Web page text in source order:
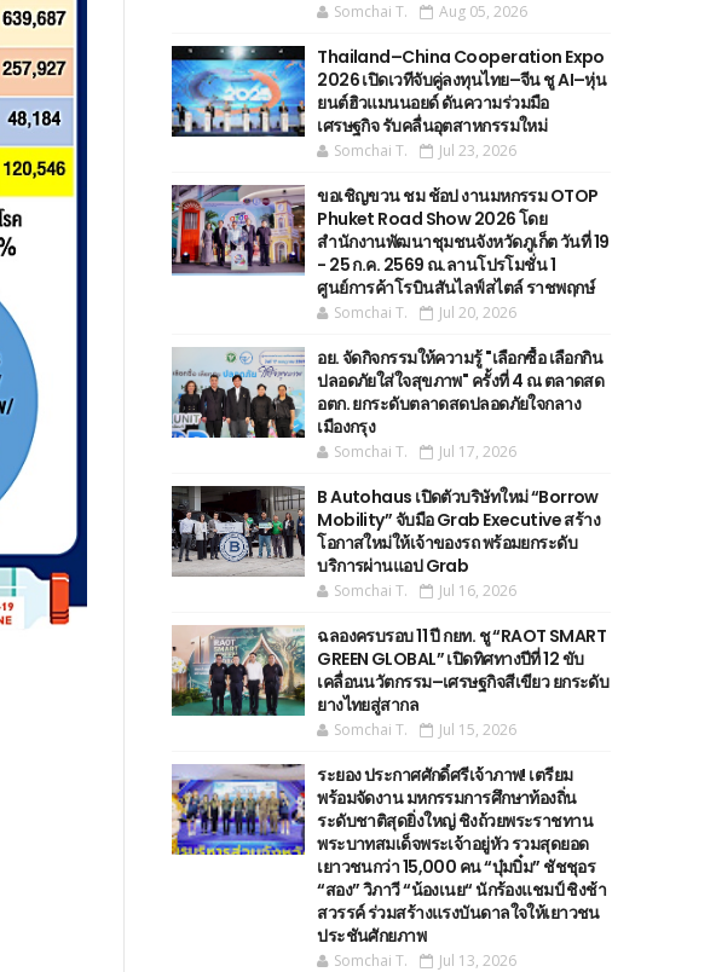
Somchai T. Aug 05, 2026
Thailand–China Cooperation Expo
2026 เปิดเวทีจับคู่ลงทุนไทย–จีน ชู AI–หุ่น
ยนต์ฮิวแมนนอยด์ ดันความร่วมมือ
เศรษฐกิจ รับคลื่นอุตสาหกรรมใหม่
Somchai T. Jul 23, 2026
ขอเชิญขวน ชม ช้อป งานมหกรรม OTOP
Phuket Road Show 2026 โดย
สำนักงานพัฒนาชุมชนจังหวัดภูเก็ต วันที่ 19
- 25 ก.ค. 2569 ณ.ลานโปรโมชั่น 1
ศูนย์การค้าโรบินสันไลฟ์สไตล์ ราชพฤกษ์
Somchai T. Jul 20, 2026
อย. จัดกิจกรรมให้ความรู้ "เลือกซื้อ เลือกกิน
ปลอดภัยใส่ใจสุขภาพ" ครั้งที่ 4 ณ ตลาดสด
อตก. ยกระดับตลาดสดปลอดภัยใจกลาง
เมืองกรุง
Somchai T. Jul 17, 2026
B Autohaus เปิดตัวบริษัทใหม่ “Borrow
Mobility” จับมือ Grab Executive สร้าง
โอกาสใหม่ให้เจ้าของรถ พร้อมยกระดับ
บริการผ่านแอป Grab
Somchai T. Jul 16, 2026
ฉลองครบรอบ 11 ปี กยท. ชู “RAOT SMART
GREEN GLOBAL” เปิดทิศทางปีที่ 12 ขับ
เคลื่อนนวัตกรรม–เศรษฐกิจสีเขียว ยกระดับ
ยางไทยสู่สากล
Somchai T. Jul 15, 2026
ระยอง ประกาศศักดิ์ศรีเจ้าภาพ! เตรียม
พร้อมจัดงาน มหกรรมการศึกษาท้องถิ่น
ระดับชาติสุดยิ่งใหญ่ ชิงถ้วยพระราชทาน
พระบาทสมเด็จพระเจ้าอยู่หัว รวมสุดยอด
เยาวชนกว่า 15,000 คน “บุ๋มบิ๋ม” ชัชชุอร
“สอง” วิภาวี “น้องเนย“ นักร้องแชมป์ ชิงช้า
สวรรค์ ร่วมสร้างแรงบันดาลใจให้เยาวชน
ประชันศักยภาพ
Somchai T. Jul 13, 2026